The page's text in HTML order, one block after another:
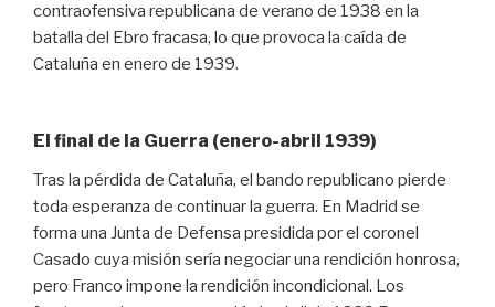
contraofensiva republicana de verano de 1938 en la
batalla del Ebro fracasa, lo que provoca la caída de
Cataluña en enero de 1939.
El final de la Guerra (enero-abril 1939)
Tras la pérdida de Cataluña, el bando republicano pierde
toda esperanza de continuar la guerra. En Madrid se
forma una Junta de Defensa presidida por el coronel
Casado cuya misión sería negociar una rendición honrosa,
pero Franco impone la rendición incondicional. Los